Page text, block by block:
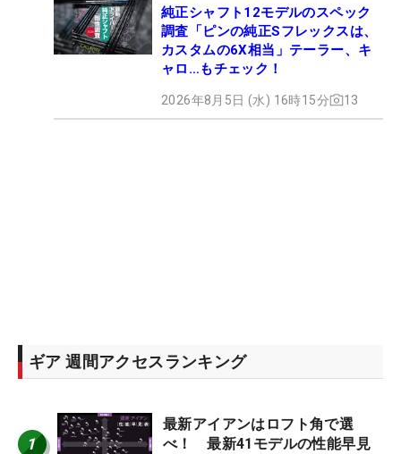
純正シャフト12モデルのスペック
調査「ピンの純正Sフレックスは、
カスタムの6X相当」テーラー、キ
ャロ…もチェック！
2026年8月5日 (水) 16時15分 13
ギア 週間アクセスランキング
1
最新アイアンはロフト角で選
べ！ 最新41モデルの性能早見